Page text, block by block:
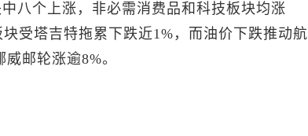
八个上涨，非必需消费品和科技板块均涨
受塔吉特拖累下跌近1%，而油价下跌推动航
邮轮涨逾8%。